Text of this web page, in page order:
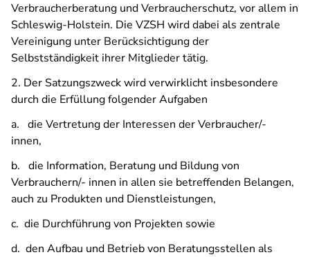
Verbraucherberatung und Verbraucher­schutz, vor allem in
Schleswig-Holstein. Die VZSH wird dabei als zentrale
Verei­nigung unter Berücksichtigung der
Selbstständigkeit ihrer Mitglieder tätig.
2. Der Satzungszweck wird verwirklicht insbesondere
durch die Erfüllung folgender Aufgaben
a. die Vertretung der Interessen der Verbraucher/-
innen,
b. die Information, Beratung und Bildung von
Verbrauchern/- innen in allen sie betreffenden Belangen,
auch zu Produkten und Dienstleistungen,
c. die Durchführung von Projekten sowie
d. den Aufbau und Betrieb von Beratungsstellen als